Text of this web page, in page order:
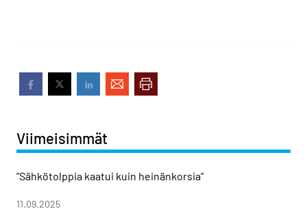
Viimeisimmät
”Sähkötolppia kaatui kuin heinänkorsia”
11.09.2025